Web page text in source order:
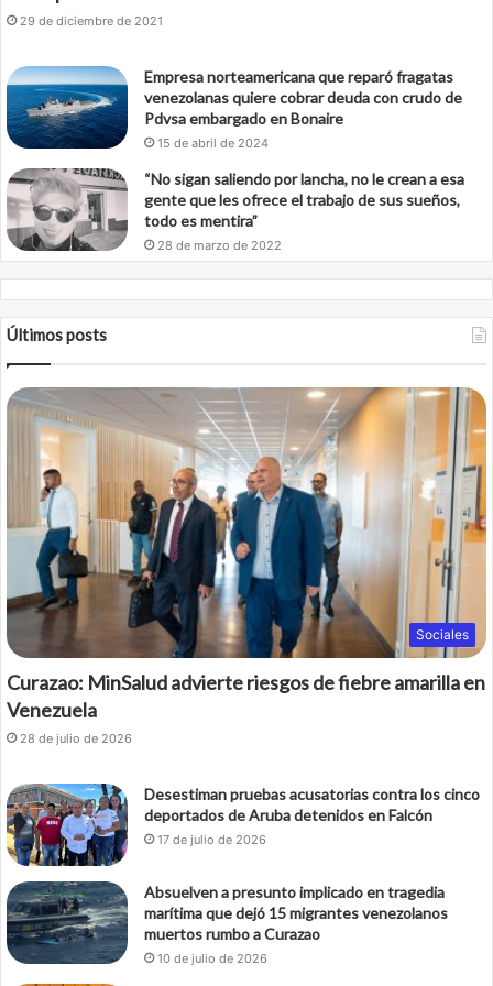
29 de diciembre de 2021
Empresa norteamericana que reparó fragatas
venezolanas quiere cobrar deuda con crudo de
Pdvsa embargado en Bonaire
15 de abril de 2024
“No sigan saliendo por lancha, no le crean a esa
gente que les ofrece el trabajo de sus sueños,
todo es mentira”
28 de marzo de 2022
Últimos posts
Sociales
Curazao: MinSalud advierte riesgos de fiebre amarilla en
Venezuela
28 de julio de 2026
Desestiman pruebas acusatorias contra los cinco
deportados de Aruba detenidos en Falcón
17 de julio de 2026
Absuelven a presunto implicado en tragedia
marítima que dejó 15 migrantes venezolanos
muertos rumbo a Curazao
10 de julio de 2026